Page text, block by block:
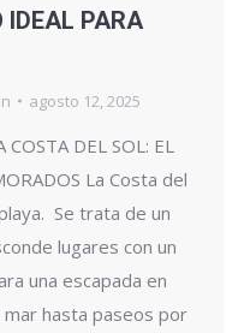
IDEAL PARA
agosto 12, 2025
DEL SOL: EL
La Costa del
Se trata de un
lugares con un
una escapada en
hasta paseos por